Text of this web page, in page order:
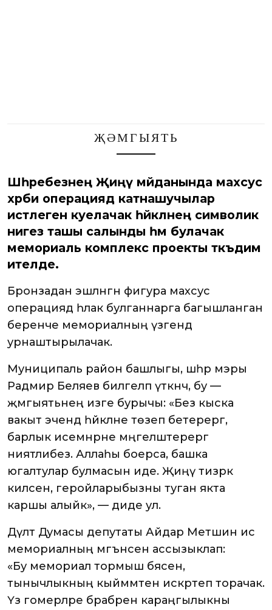
ҖӘМГЫЯТЬ
Шәһәребезнең Җиңү мәйданында махсус
хәрби операциядә катнашучылар
истәлегенә куелачак һәйкәлнең символик
нигез ташы салынды һәм булачак
мемориаль комплекс проекты тәкъдим
ителде.
Бронзадан эшләнгән фигура махсус
операциядә һәлак булганнарга багышланган
беренче мемориалның үзәгендә
урнаштырылачак.
Муниципаль район башлыгы, шәһәр мэры
Радмир Беляев билгеләп үткәнчә, бу —
җәмгыятьнең изге бурычы: «Без кыска
вакыт эчендә һәйкәлне төзеп бетерергә,
барлык исемнәрне мәңгеләштерергә
ниятлибез. Аллаһы боерса, башка
югалтулар булмасын иде. Җиңү тизрәк
килсен, геройларыбызны туган якта
каршы алыйк», — диде ул.
Дәүләт Думасы депутаты Айдар Метшин исә
мемориалның мәгънәсен ассызыклап:
«Бу мемориал тормыш бәясен,
тынычлыкның кыйммәтен искәртеп торачак.
Үз гомерләре бәрабәренә караңгылыкны